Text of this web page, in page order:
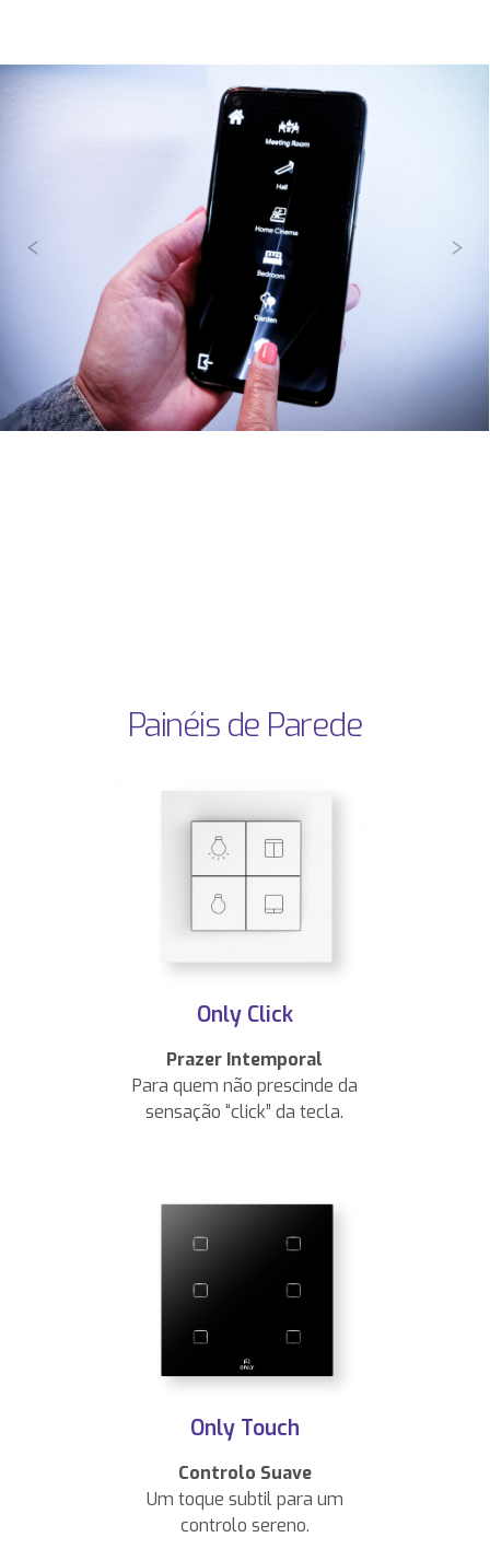
Painéis de Parede
Only Click
Prazer Intemporal
Para quem não prescinde da
sensação “click” da tecla.
Only Touch
Controlo Suave
Um toque subtil para um
controlo sereno.